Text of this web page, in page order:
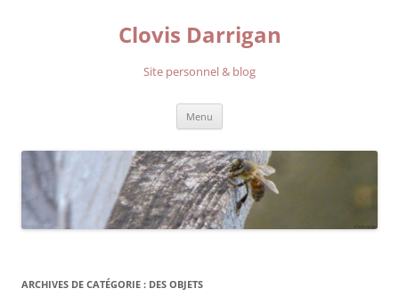
Clovis Darrigan
Site personnel & blog
Menu
ARCHIVES DE CATÉGORIE : DES OBJETS